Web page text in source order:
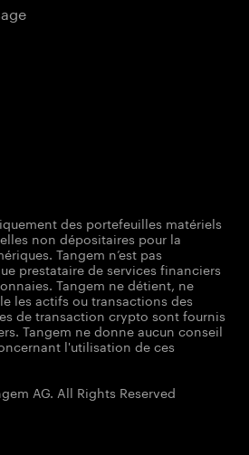
des portefeuilles matériels
non dépositaires pour la
Tangem n’est pas
prestataire de services financiers
Tangem ne détient, ne
les actifs ou transactions des
de transaction crypto sont fournis
Tangem ne donne aucun conseil
l'utilisation de ces